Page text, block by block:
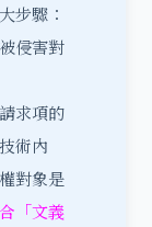
步驟：
侵害對
求項的
術內
對象是
「文義